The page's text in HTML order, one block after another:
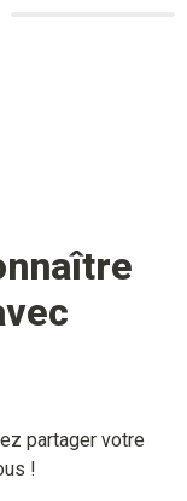
partager votre
!